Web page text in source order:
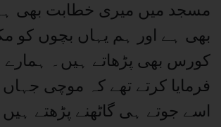
مسجد میں میری خطابت بھی
بھی ہے اور ہم یہاں بچوں کو
کورس بھی پڑھاتے ہیں۔
فرمایا کرتے تھے کہ موچی جہاں
اسے جوتے ہی گاٹھنے پڑھتے